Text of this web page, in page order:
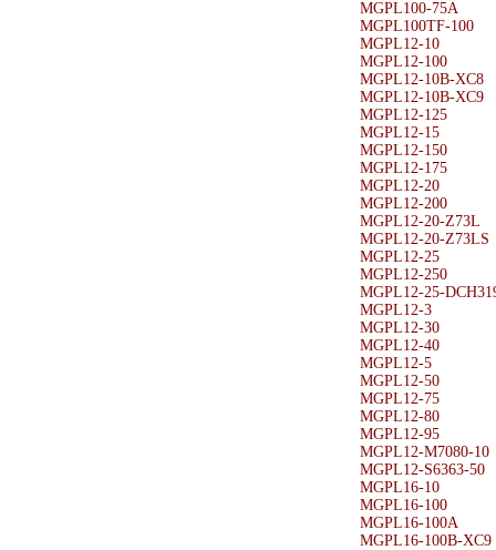
MGPL100-75A
MGPL100TF-100
MGPL12-10
MGPL12-100
MGPL12-10B-XC8
MGPL12-10B-XC9
MGPL12-125
MGPL12-15
MGPL12-150
MGPL12-175
MGPL12-20
MGPL12-200
MGPL12-20-Z73L
MGPL12-20-Z73LS
MGPL12-25
MGPL12-250
MGPL12-25-
MGPL12-3
MGPL12-30
MGPL12-40
MGPL12-5
MGPL12-50
MGPL12-75
MGPL12-80
MGPL12-95
MGPL12-M7080-10
MGPL12-S6363-50
MGPL16-10
MGPL16-100
MGPL16-100A
MGPL16-100B-XC9